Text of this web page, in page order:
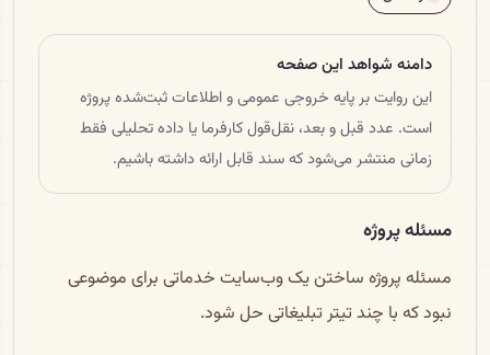
دامنه شواهد این صفحه
این روایت بر پایه خروجی عمومی و اطلاعات ثبت‌شده پروژه
است. عدد قبل و بعد، نقل‌قول کارفرما یا داده تحلیلی فقط
زمانی منتشر می‌شود که سند قابل ارائه داشته باشیم.
مسئله پروژه
مسئله پروژه ساختن یک وب‌سایت خدماتی برای موضوعی
نبود که با چند تیتر تبلیغاتی حل شود.